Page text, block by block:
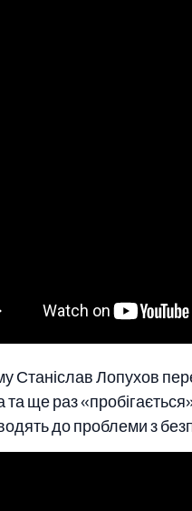
Станіслав Лопухов
та ще раз
до проблеми з